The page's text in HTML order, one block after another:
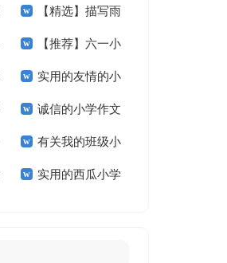
作文400字六篇
【精选】描写雨
的小学作文300字4
篇
【推荐】六一小
学作文4篇
实用的友情的小
学作文300字四篇
诚信的小学作文
汇编6篇
有关我的班级小
学作文合集9篇
实用的西瓜小学